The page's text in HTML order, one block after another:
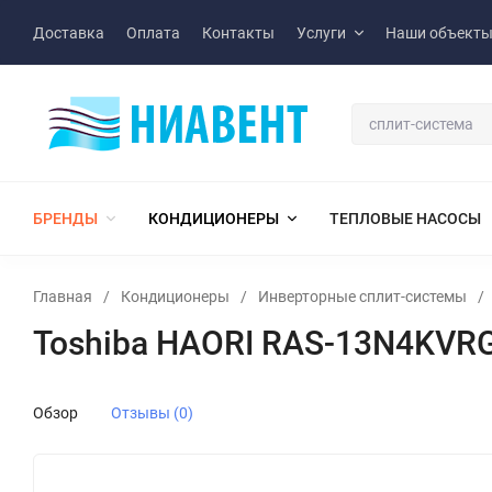
Доставка Оплата Контакты Услуги Наши объекты
БРЕНДЫ КОНДИЦИОНЕРЫ ТЕПЛОВЫЕ НАСОСЫ
Главная / Кондиционеры / Инверторные сплит-системы /
Toshiba HAORI RAS-
Обзор Отзывы (0)